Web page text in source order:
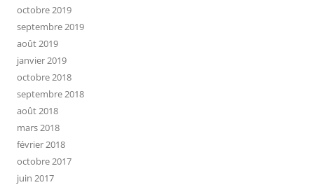
octobre 2019
septembre 2019
août 2019
janvier 2019
octobre 2018
septembre 2018
août 2018
mars 2018
février 2018
octobre 2017
juin 2017